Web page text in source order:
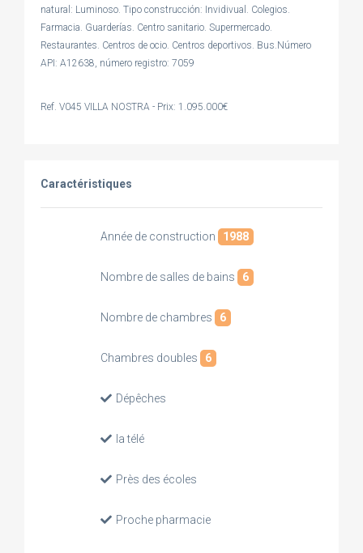
natural: Luminoso. Tipo construcción: Invidivual. Colegios.
Farmacia. Guarderías. Centro sanitario. Supermercado.
Restaurantes. Centros de ocio. Centros deportivos. Bus.Número
API: A12638, número registro: 7059
Ref. V045 VILLA NOSTRA - Prix: 1.095.000€
Caractéristiques
Année de construction 1988
Nombre de salles de bains 6
Nombre de chambres 6
Chambres doubles 6
Dépêches
la télé
Près des écoles
Proche pharmacie